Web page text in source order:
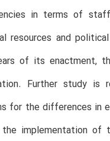
in terms of
resources and
of its enactment,
Further study is
for the differences in
implementation of